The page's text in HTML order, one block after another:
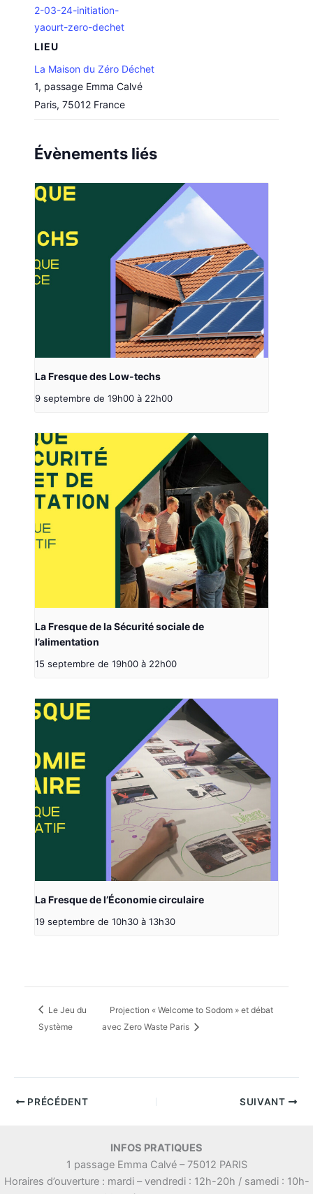
2-03-24-initiation-
yaourt-zero-dechet
LIEU
La Maison du Zéro Déchet
1, passage Emma Calvé
Paris, 75012 France
Évènements liés
La Fresque des Low-techs
9 septembre de 19h00 à 22h00
La Fresque de la Sécurité sociale de
l’alimentation
15 septembre de 19h00 à 22h00
La Fresque de l’Économie circulaire
19 septembre de 10h30 à 13h30
Le Jeu du
Système
Projection « Welcome to Sodom » et débat
avec Zero Waste Paris
PRÉCÉDENT SUIVANT
INFOS PRATIQUES
1 passage Emma Calvé – 75012 PARIS
Horaires d’ouverture : mardi – vendredi : 12h-20h / samedi : 10h-